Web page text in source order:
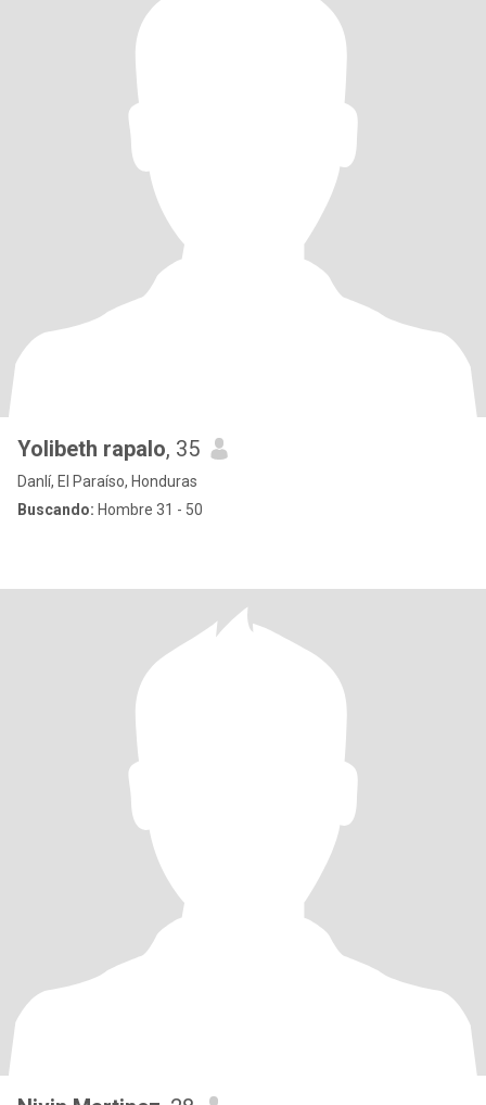
Yolibeth rapalo, 35
Danlí, El Paraíso, Honduras
Buscando: Hombre 31 - 50